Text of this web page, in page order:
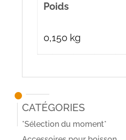
Poids
0,150 kg
Catégories
*Sélection du moment*